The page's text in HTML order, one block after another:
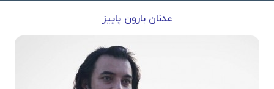
عدنان بارون پاییز